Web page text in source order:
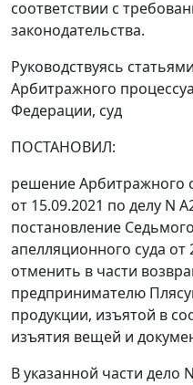
соответствии с
законодательства.
Руководствуясь
Арбитражного
Федерации, суд
ПОСТАНОВИЛ:
решение Арбитражного
от 15.09.2021 по делу N
постановление
апелляционного суда от
отменить в части
предпринимателю
продукции, изъятой в
изъятия вещей и
В указанной части дело